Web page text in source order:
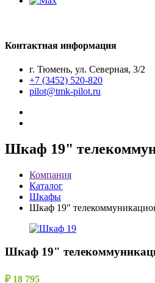
Контактная информация
г. Тюмень, ул. Северная, 3/2
+7 (3452) 520-820
pilot@tmk-pilot.ru
Шкаф 19"
Компания
Каталог
Шкафы
Шкаф 19"
Шкаф 19"
₽ 18 795